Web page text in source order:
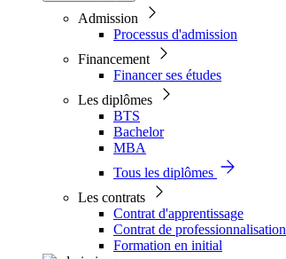
Admission
Processus d'admission
Financement
Financer ses études
Les diplômes
BTS
Bachelor
MBA
Tous les diplômes
Les contrats
Contrat d'apprentissage
Contrat de professionnalisation
Formation en initial